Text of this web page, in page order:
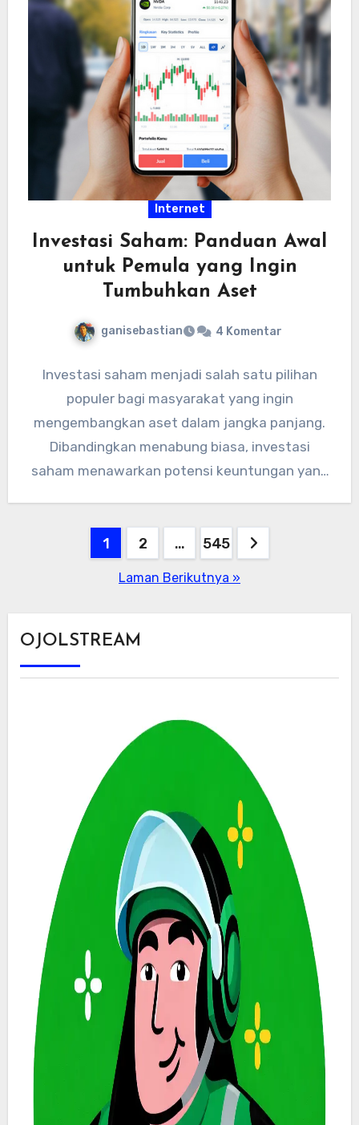
Internet
Investasi Saham: Panduan Awal
untuk Pemula yang Ingin
Tumbuhkan Aset
ganisebastian 4 Komentar
Investasi saham menjadi salah satu pilihan
populer bagi masyarakat yang ingin
mengembangkan aset dalam jangka panjang.
Dibandingkan menabung biasa, investasi
saham menawarkan potensi keuntungan yang
Paginasi
1 2 … 545
Laman Berikutnya »
OJOLSTREAM